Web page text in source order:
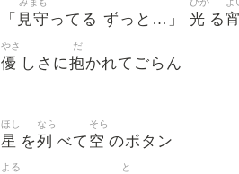
「 見守 ってる ずっと…」 光 る
優
やさ
しさに抱
だ
かれてごらん
星
ほし
を列
なら
べて 空
そら
のボタン
よる と